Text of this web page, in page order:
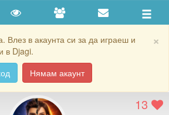
×
в акаунта си за да играеш и
в Djagi.
Нямам акаунт
13